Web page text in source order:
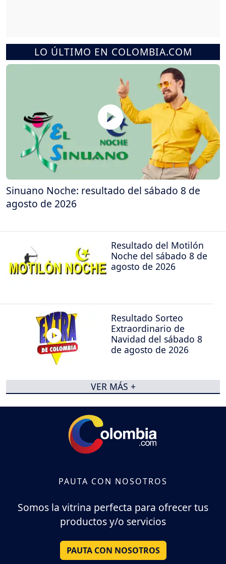
LO ÚLTIMO EN COLOMBIA.COM
Sinuano Noche: resultado del sábado 8 de
agosto de 2026
Resultado del Motilón
Noche del sábado 8 de
agosto de 2026
Resultado Sorteo
Extraordinario de
Navidad del sábado 8
de agosto de 2026
VER MÁS +
PAUTA CON NOSOTROS
Somos la vitrina perfecta para ofrecer tus
productos y/o servicios
PAUTA CON NOSOTROS